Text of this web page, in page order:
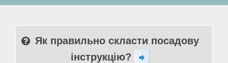
Як правильно скласти посадову
інструкцію?